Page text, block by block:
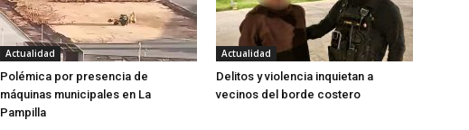
Actualidad
Polémica por presencia de
máquinas municipales en La
Pampilla
Actualidad
Delitos y violencia inquietan a
vecinos del borde costero